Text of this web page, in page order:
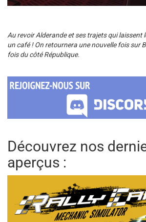
Au revoir Alderande et ses trajets qui laissent
un café ! On retournera une nouvelle fois sur
fois du côté République.
Découvrez nos
aperçus :